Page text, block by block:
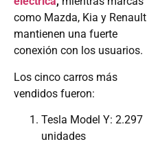
como Mazda, Kia y Renault
mantienen una fuerte
conexión con los usuarios.
Los cinco carros más
vendidos fueron:
Tesla Model Y: 2.297
unidades